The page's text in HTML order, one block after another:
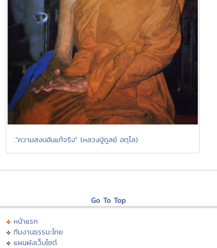
."ความสงบอันแท้จริง" (หลวงปู่ดูลย์ อตุโล)
Go To Top
หน้าแรก
ทีมงานธรรมะไทย
แผนผังเว็บไซต์